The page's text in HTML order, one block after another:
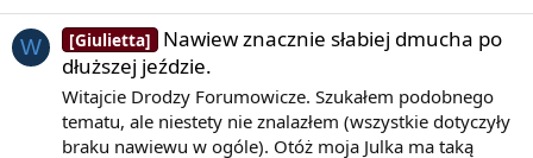
W [Giulietta]
Nawiew znacznie słabiej dmucha po
dłuższej jeździe.
Witajcie Drodzy Forumowicze. Szukałem podobnego
tematu, ale niestety nie znalazłem (wszystkie dotyczyły
braku nawiewu w ogóle). Otóż moja Julka ma taką